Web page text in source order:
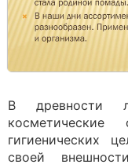
В древности
гигиенических
своей